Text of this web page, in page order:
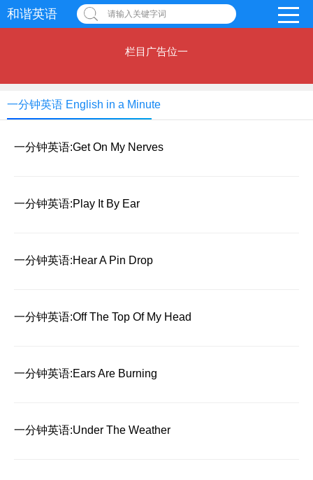
和谐英语 请输入关键字词
栏目广告位一
一分钟英语 English in a Minute
一分钟英语:Get On My Nerves
一分钟英语:Play It By Ear
一分钟英语:Hear A Pin Drop
一分钟英语:Off The Top Of My Head
一分钟英语:Ears Are Burning
一分钟英语:Under The Weather